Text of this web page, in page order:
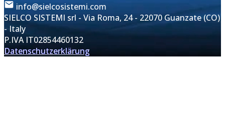
info@sielcosistemi.com
SIELCO SISTEMI srl - Via Roma, 24 - 22070 Guanzate (CO)
- Italy
P.IVA IT02854460132
Datenschutzerklärung